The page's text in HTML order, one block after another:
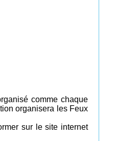
comme chaque
organisera les Feux
sur le site internet